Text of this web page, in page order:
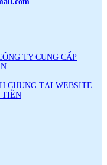
TY CUNG CẤP
CHUNG TẠI WEBSITE
TIỀN